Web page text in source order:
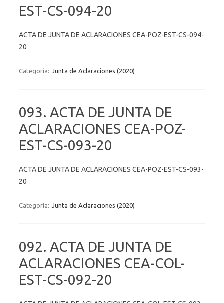
EST-CS-094-20
ACTA DE JUNTA DE ACLARACIONES CEA-POZ-EST-CS-094-
20
Categoría: Junta de Aclaraciones (2020)
093. ACTA DE JUNTA DE
ACLARACIONES CEA-POZ-
EST-CS-093-20
ACTA DE JUNTA DE ACLARACIONES CEA-POZ-EST-CS-093-
20
Categoría: Junta de Aclaraciones (2020)
092. ACTA DE JUNTA DE
ACLARACIONES CEA-COL-
EST-CS-092-20